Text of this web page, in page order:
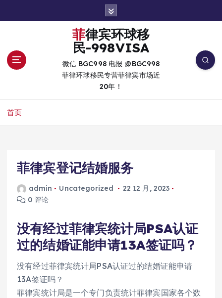
菲律宾环球移
民-998VISA
微信 BGC998 电报 @BGC998
菲律环球移民专营菲律宾市场近
20年！
首页
菲律宾登记结婚服务
admin Uncategorized
22 12 月, 2023
0 评论
没有经过菲律宾统计局PSA认证
过的结婚证能申请13A签证吗？
没有经过菲律宾统计局PSA认证过的结婚证能申请
13A签证吗？
菲律宾统计局是一个专门负责统计菲律宾国家各个数